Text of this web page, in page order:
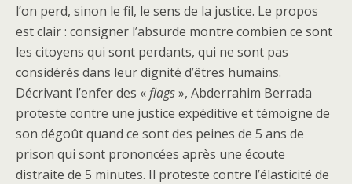
l’on perd, sinon le fil, le sens de la justice. Le propos
est clair : consigner l’absurde montre combien ce sont
les citoyens qui sont perdants, qui ne sont pas
considérés dans leur dignité d’êtres humains.
Décrivant l’enfer des «flags», Abderrahim Berrada
proteste contre une justice expéditive et témoigne de
son dégoût quand ce sont des peines de 5 ans de
prison qui sont prononcées après une écoute
distraite de 5 minutes. Il proteste contre l’élasticité de